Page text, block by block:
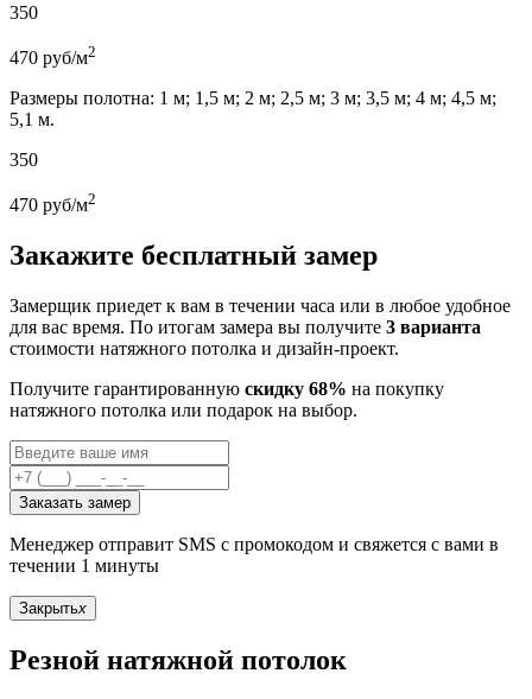
350
470 руб/м2
Размеры полотна: 1 м; 1,5 м; 2 м; 2,5 м; 3 м; 3,5 м; 4 м; 4,5 м;
5,1 м.
350
470 руб/м2
Закажите бесплатный замер
Замерщик приедет к вам в течении часа или в любое удобное
для вас время. По итогам замера вы получите 3 варианта
стоимости натяжного потолка и дизайн-проект.
Получите гарантированную скидку 68% на покупку
натяжного потолка или подарок на выбор.
Заказать замер
Менеджер отправит SMS с промокодом и свяжется с вами в
течении 1 минуты
Закрытьx
Резной натяжной потолок